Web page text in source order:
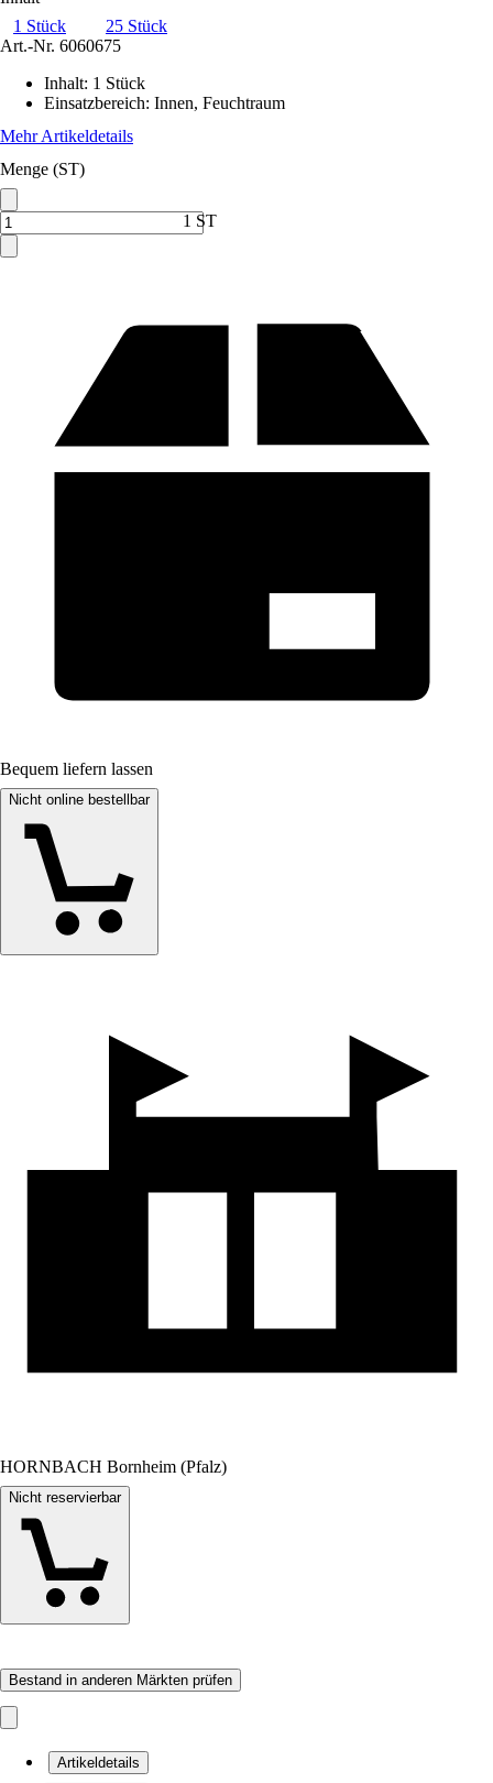
1 Stück
25 Stück
Art.-Nr. 6060675
Inhalt: 1 Stück
Einsatzbereich: Innen, Feuchtraum
Mehr Artikeldetails
Menge (ST)
1 ST
Bequem liefern lassen
Nicht online bestellbar
HORNBACH Bornheim (Pfalz)
Nicht reservierbar
Bestand in anderen Märkten prüfen
Artikeldetails